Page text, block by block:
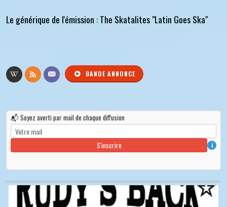
Le générique de l'émission : The Skatalites "Latin Goes Ska"
BANDE ANNONCE
📬 Soyez averti par mail de chaque diffusion
S'inscrire i